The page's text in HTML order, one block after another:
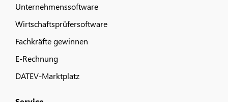
Unternehmenssoftware
Wirtschaftsprüfersoftware
Fachkräfte gewinnen
E-Rechnung
DATEV-Marktplatz